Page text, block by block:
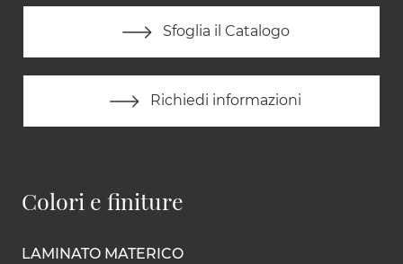
Sfoglia il Catalogo
Richiedi informazioni
Colori e finiture
LAMINATO MATERICO